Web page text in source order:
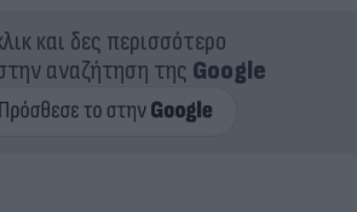
και δες περισσότερο
αναζήτηση της Google